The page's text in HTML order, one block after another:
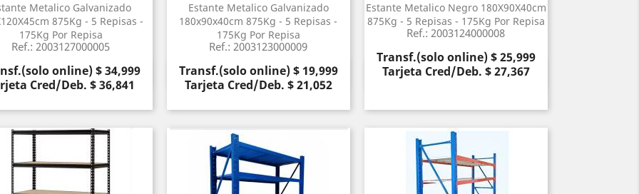
Metalico Galvanizado
875Kg - 5 Repisas -
175Kg Por Repisa
Ref.: 2003127000005
online) $ 34,999
Cred/Deb. $ 36,841
Vista rápida
Estante Metalico Galvanizado
180x90x40cm 875Kg - 5 Repisas -
175Kg Por Repisa
Ref.: 2003123000009
Precio
Transf.(solo online) $ 19,999
Tarjeta Cred/Deb. $ 21,052
Vista rápida
Estante Metalico Negro 180X90X40cm
875Kg - 5 Repisas - 175Kg Por Repisa
Ref.: 2003124000008
Precio
Transf.(solo online) $ 25,999
Tarjeta Cred/Deb. $ 27,367
Vista rápida